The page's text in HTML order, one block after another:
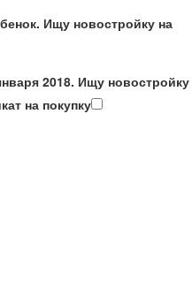
Ищу новостройку на
2018. Ищу новостройку
на покупку